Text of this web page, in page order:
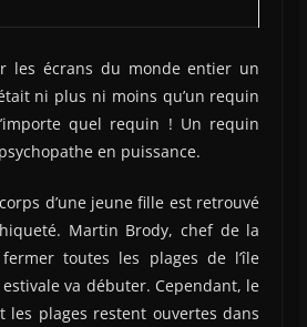
les écrans du monde entier un
ni plus ni moins qu’un requin
quel requin ! Un requin
en puissance.
d’une jeune fille est retrouvé
Martin Brody, chef de la
toutes les plages de l’île
va débuter. Cependant, le
les plages restent ouvertes dans